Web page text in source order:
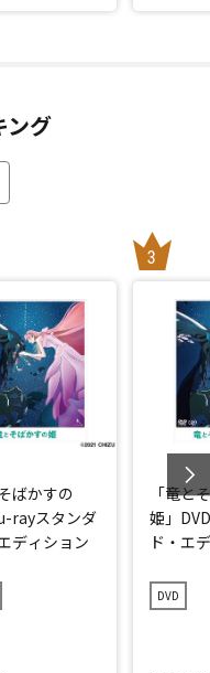
ング
ばかすの
rayスタンダ
ディション
「竜と
姫」
ド・エ
DVD